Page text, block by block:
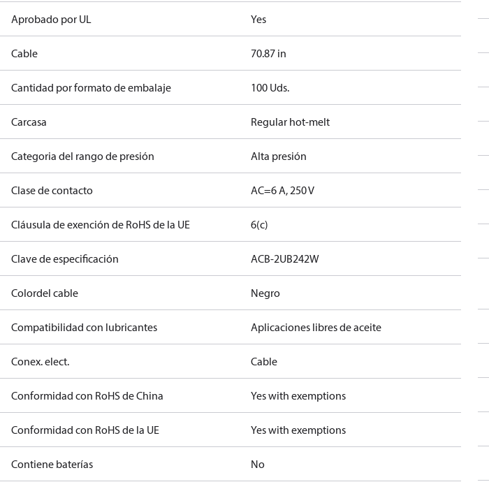
Aprobado por UL Yes
Cable 70.87 in
Cantidad por formato de embalaje 100 Uds.
Carcasa Regular hot-melt
Categoria del rango de presión Alta presión
Clase de contacto AC=6 A, 250 V
Cláusula de exención de RoHS de la UE 6(c)
Clave de especificación ACB-2UB242W
Colordel cable Negro
Compatibilidad con lubricantes Aplicaciones libres de aceite
Conex. elect. Cable
Conformidad con RoHS de China Yes with exemptions
Conformidad con RoHS de la UE Yes with exemptions
Contiene baterías No